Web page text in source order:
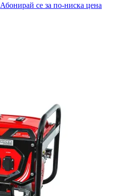
Абонирай се за по-ниска цена